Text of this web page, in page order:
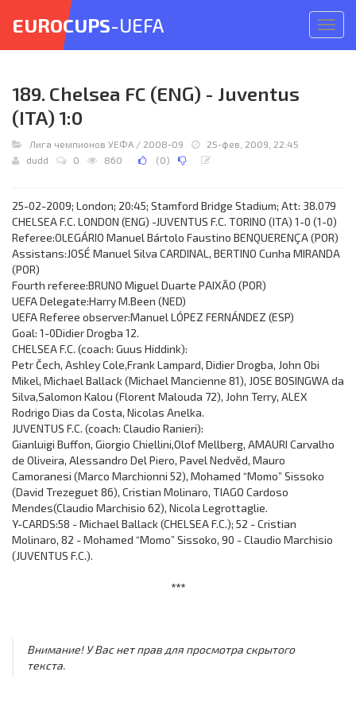
меню
EUROCUPS-UEFA
189. Chelsea FC (ENG) - Juventus
(ITA) 1:0
Лига чемпионов УЕФА / 2008-09
25-фев, 2009, 22:45
dudd
0 860 (0)
25-02-2009; London; 20:45; Stamford Bridge Stadium; Att: 38.079
CHELSEA F.C. LONDON (ENG) -JUVENTUS F.C. TORINO (ITA) 1-0 (1-0)
Referee:OLEGÁRIO Manuel Bártolo Faustino BENQUERENÇA (POR)
Assistans:JOSÉ Manuel Silva CARDINAL, BERTINO Cunha MIRANDA
(POR)
Fourth referee:BRUNO Miguel Duarte PAIXÃO (POR)
UEFA Delegate:Harry M.Been (NED)
UEFA Referee observer:Manuel LÓPEZ FERNÁNDEZ (ESP)
Goal: 1-0Didier Drogba 12.
CHELSEA F.C. (coach: Guus Hiddink):
Petr Čech, Ashley Cole,Frank Lampard, Didier Drogba, John Obi
Mikel, Michael Ballack (Michael Mancienne 81), JOSE BOSINGWA da
Silva,Salomon Kalou (Florent Malouda 72), John Terry, ALEX
Rodrigo Dias da Costa, Nicolas Anelka.
JUVENTUS F.C. (coach: Claudio Ranieri):
Gianluigi Buffon, Giorgio Chiellini,Olof Mellberg, AMAURI Carvalho
de Oliveira, Alessandro Del Piero, Pavel Nedvěd, Mauro
Camoranesi (Marco Marchionni 52), Mohamed “Momo” Sissoko
(David Trezeguet 86), Cristian Molinaro, TIAGO Cardoso
Mendes(Claudio Marchisio 62), Nicola Legrottaglie.
Y-CARDS:58 - Michael Ballack (CHELSEA F.C.); 52 - Cristian
Molinaro, 82 - Mohamed “Momo” Sissoko, 90 - Claudio Marchisio
(JUVENTUS F.C.).
***
Внимание! У Вас нет прав для просмотра скрытого
текста.